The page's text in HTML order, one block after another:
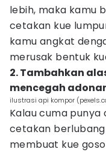
lebih, maka kamu
cetakan kue
kamu angkat
merusak bentuk
2. Tambahkan
mencegah
ilustrasi api kompor
Kalau cuma
cetakan
membuat kue